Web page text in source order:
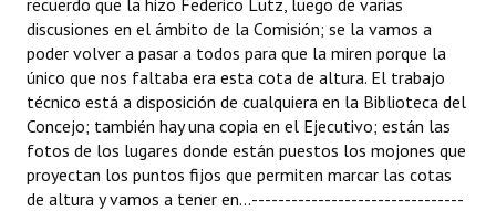
recuerdo que la hizo Federico Lutz, luego de varias
discusiones en el ámbito de la Comisión; se la vamos a
poder volver a pasar a todos para que la miren porque la
único que nos faltaba era esta cota de altura. El trabajo
técnico está a disposición de cualquiera en la Biblioteca del
Concejo; también hay una copia en el Ejecutivo; están las
fotos de los lugares donde están puestos los mojones que
proyectan los puntos fijos que permiten marcar las cotas
de altura y vamos a tener en...--------------------------------